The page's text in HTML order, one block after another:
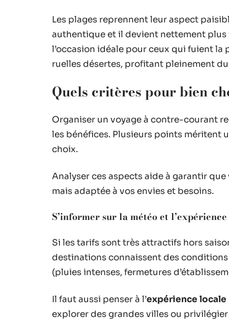
Les plages reprennent leur aspect
authentique et il devient nettement plus
l’occasion idéale pour ceux qui fuient
ruelles désertes, profitant pleinement du
Quels critères pour bien
Organiser un voyage à contre-courant
les bénéfices. Plusieurs points méritent
choix.
Analyser ces aspects aide à garantir
mais adaptée à vos envies et besoins.
S’informer sur la météo et
Si les tarifs sont très attractifs hors
destinations connaissent des
(pluies intenses, fermetures
Il faut aussi penser à l’expérience locale
explorer des grandes villes ou privilégier